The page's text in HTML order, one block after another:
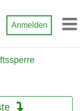
Anmelden